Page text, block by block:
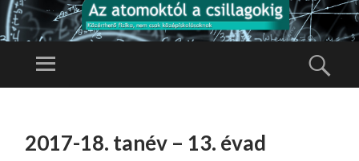
AZ
KT
Előadássorozat
Természettudományi
Menü
TARTALOMHOZ
2017-18. tanév – 13. évad